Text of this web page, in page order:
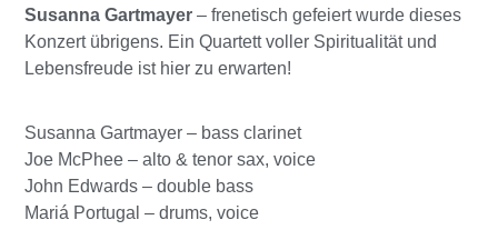
Susanna Gartmayer – frenetisch gefeiert wurde dieses
Konzert übrigens. Ein Quartett voller Spiritualität und
Lebensfreude ist hier zu erwarten!
Susanna Gartmayer – bass clarinet
Joe McPhee – alto & tenor sax, voice
John Edwards – double bass
Mariá Portugal – drums, voice